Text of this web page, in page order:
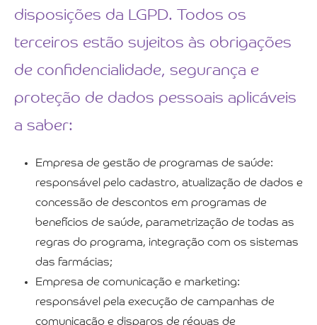
disposições da LGPD. Todos os
terceiros estão sujeitos às obrigações
de confidencialidade, segurança e
proteção de dados pessoais aplicáveis
a saber:
Empresa de gestão de programas de saúde:
responsável pelo cadastro, atualização de dados e
concessão de descontos em programas de
benefícios de saúde, parametrização de todas as
regras do programa, integração com os sistemas
das farmácias;
Empresa de comunicação e marketing:
responsável pela execução de campanhas de
comunicação e disparos de réguas de